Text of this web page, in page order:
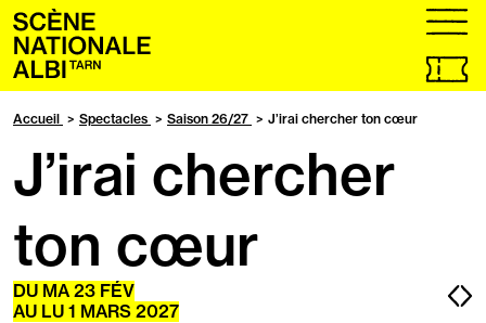
Accueil
Billetterie
en
menu
Accueil Spectacles Saison 26/27 J’irai chercher ton cœur
J’irai chercher
ton cœur
DU MA 23 FÉV
AU LU 1 MARS 2027